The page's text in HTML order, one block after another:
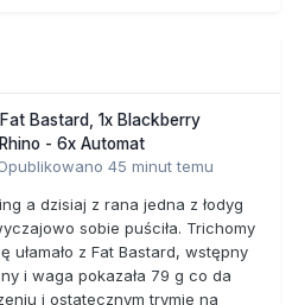
Bastard, 1x Blackberry
- 6x Automat
45 minut temu
a dzisiaj z rana jedna z łodyg
sobie puściła. Trichomy
ułamało z Fat Bastard, wstępny
i waga pokazała 79 g co da
i ostatecznym trymie na